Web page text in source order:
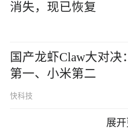
消失，现已恢复
国产龙虾Claw大对决
第一、小米第二
快科技
展